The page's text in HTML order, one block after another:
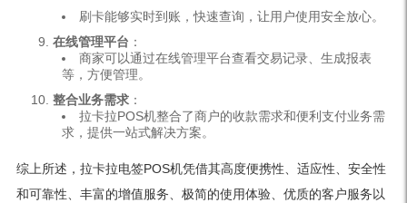
刷卡能够实时到账，快速查询，让用户使用安全放心。
在线管理平台 ：
商家可以通过在线管理平台查看交易记录、生成报表
等，方便管理。
整合业务需求：
拉卡拉POS机整合了商户的收款需求和便利支付业务需
求，提供一站式解决方案。
综上所述，拉卡拉电签POS机凭借其高度便携性、适应性、安全性
和可靠性、丰富的增值服务、极简的使用体验、优质的客户服务以